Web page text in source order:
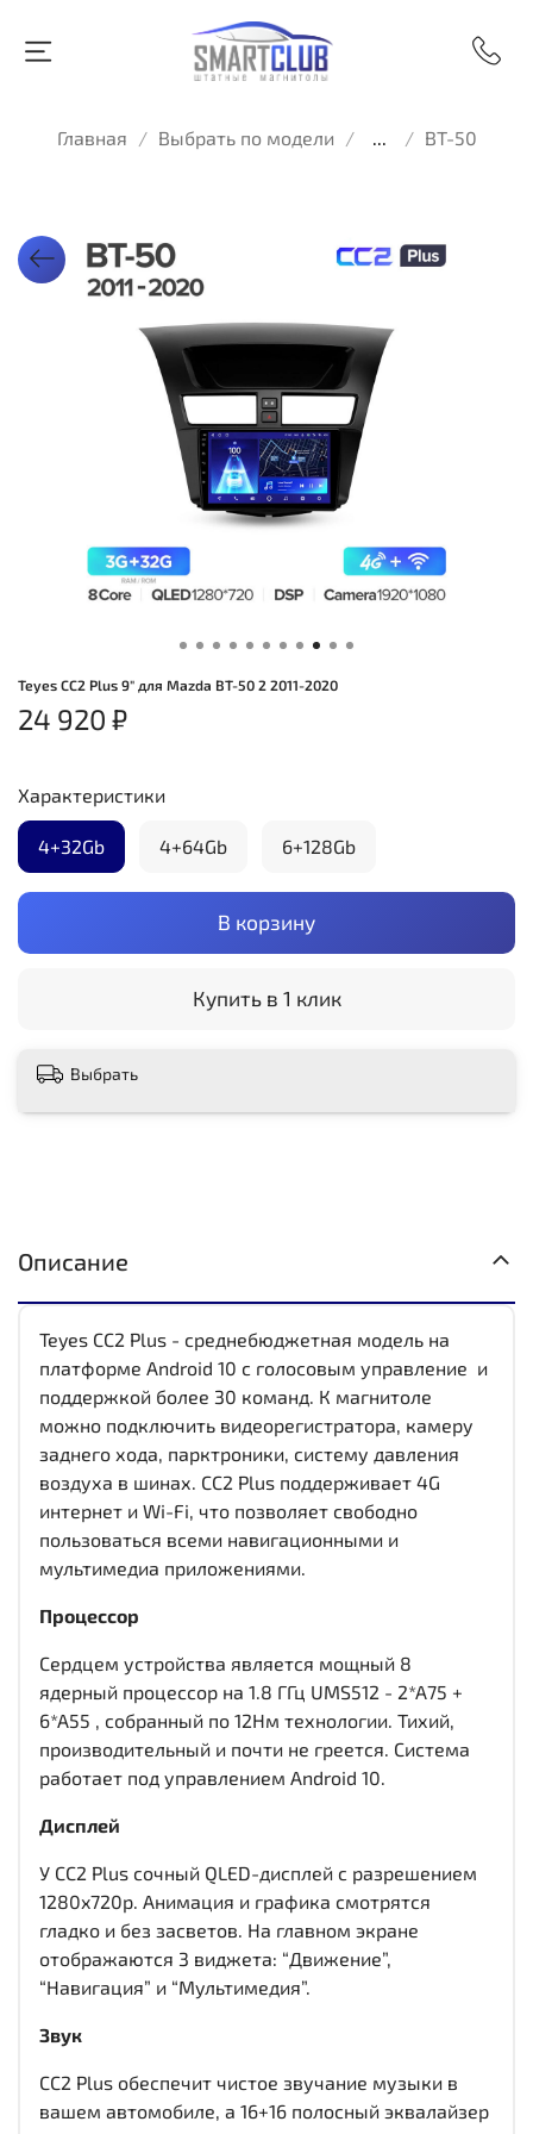
Главная Выбрать по модели ... BT-50
Teyes CC2 Plus 9" для Mazda BT-50 2 2011-2020
24 920 ₽
В корзину
Купить в 1 клик
Характеристики
4+32Gb 4+64Gb 6+128Gb
Выбрать
Описание
Teyes CC2 Plus - среднебюджетная модель на
платформе Android 10 с голосовым управление и
поддержкой более 30 команд. К магнитоле
можно подключить видеорегистратора, камеру
заднего хода, парктроники, систему давления
воздуха в шинах. CC2 Plus поддерживает 4G
интернет и Wi-Fi, что позволяет свободно
пользоваться всеми навигационными и
мультимедиа приложениями.
Процессор
Сердцем устройства является мощный 8
ядерный процессор на 1.8 ГГц UMS512 - 2*A75 +
6*A55 , собранный по 12Нм технологии. Тихий,
производительный и почти не греется. Система
работает под управлением Android 10.
Дисплей
У CC2 Plus сочный QLED-дисплей c разрешением
1280x720р. Анимация и графика смотрятся
гладко и без засветов. На главном экране
отображаются 3 виджета: “Движение”,
“Навигация” и “Мультимедия”.
Звук
CC2 Plus обеспечит чистое звучание музыки в
вашем автомобиле, а 16+16 полосный эквалайзер